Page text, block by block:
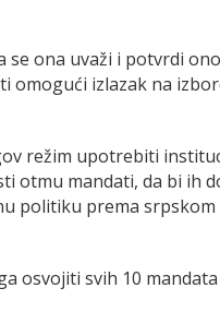
se ona uvaži i potvrdi
omogući izlazak na
režim upotrebiti
otmu mandati, da bi ih
politiku prema
osvojiti svih 10